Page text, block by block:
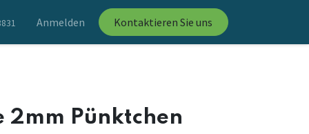
Anmelden Kontaktieren Sie uns
2mm Pünktchen